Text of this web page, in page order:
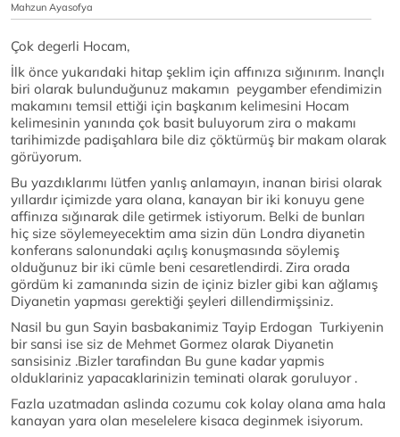
Mahzun Ayasofya
Çok degerli Hocam,
İlk önce yukarıdaki hitap şeklim için affınıza sığınırım. Inançlı
biri olarak bulunduğunuz makamın peygamber efendimizin
makamını temsil ettiği için başkanım kelimesini Hocam
kelimesinin yanında çok basit buluyorum zira o makamı
tarihimizde padişahlara bile diz çöktürmüş bir makam olarak
görüyorum.
Bu yazdıklarımı lütfen yanlış anlamayın, inanan birisi olarak
yıllardır içimizde yara olana, kanayan bir iki konuyu gene
affinıza sığınarak dile getirmek istiyorum. Belki de bunları
hiç size söylemeyecektim ama sizin dün Londra diyanetin
konferans salonundaki açılış konuşmasında söylemiş
olduğunuz bir iki cümle beni cesaretlendirdi. Zira orada
gördüm ki zamanında sizin de içiniz bizler gibi kan ağlamış
Diyanetin yapması gerektiği şeyleri dillendirmişsiniz.
Nasil bu gun Sayin basbakanimiz Tayip Erdogan Turkiyenin
bir sansi ise siz de Mehmet Gormez olarak Diyanetin
sansisiniz .Bizler tarafindan Bu gune kadar yapmis
olduklariniz yapacaklarinizin teminati olarak goruluyor .
Fazla uzatmadan aslinda cozumu cok kolay olana ama hala
kanayan yara olan meselelere kisaca deginmek isiyorum.